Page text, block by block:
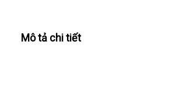
Mô tả chi tiết